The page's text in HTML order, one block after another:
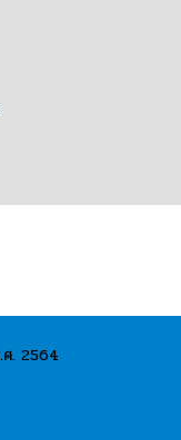
ศ. 2564